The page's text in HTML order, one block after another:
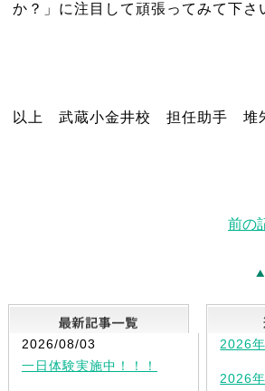
か？」に注目して頑張ってみて下さ
以上 武蔵小金井校 担任助手 堆
前の
最新記事
2026/08/03
一日体験実施中！！！
2026
2026